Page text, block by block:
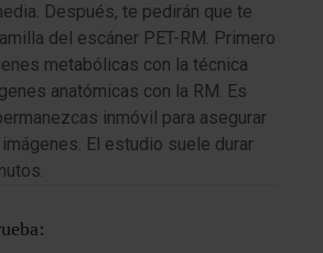
Después, te pedirán que te
del escáner PET-RM. Primero
metabólicas con la técnica
anatómicas con la RM. Es
inmóvil para asegurar
El estudio suele durar